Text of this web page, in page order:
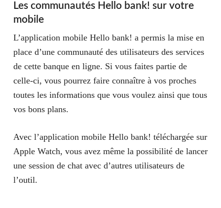
Les communautés Hello bank! sur votre
mobile
L’application mobile Hello bank! a permis la mise en
place d’une communauté des utilisateurs des services
de cette banque en ligne. Si vous faites partie de
celle-ci, vous pourrez faire connaître à vos proches
toutes les informations que vous voulez ainsi que tous
vos bons plans.
Avec l’application mobile Hello bank! téléchargée sur
Apple Watch, vous avez même la possibilité de lancer
une session de chat avec d’autres utilisateurs de
l’outil.